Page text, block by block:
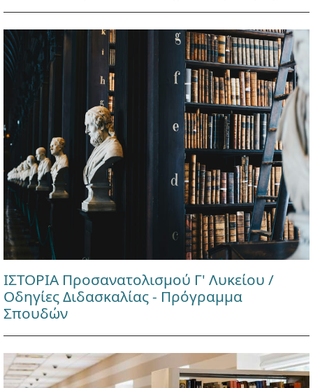
ΙΣΤΟΡΙΑ Προσανατολισμού Γ' Λυκείου /
Οδηγίες Διδασκαλίας - Πρόγραμμα
Σπουδών